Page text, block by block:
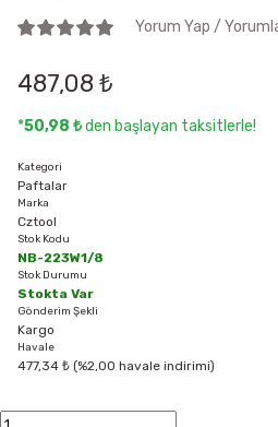
Yorum Yap /
487,08 ₺
*50,98 ₺den başlayan taksitlerle!
Kategori
Paftalar
Marka
Cztool
Stok Kodu
NB-223W1/8
Stok Durumu
Stokta Var
Gönderim Şekli
Kargo
Havale
477,34 ₺ (%2,00 havale indirimi)